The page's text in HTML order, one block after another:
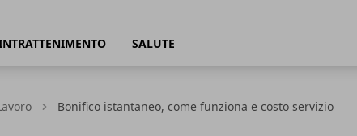
SALUTE
Bonifico istantaneo, come funziona e costo servizio